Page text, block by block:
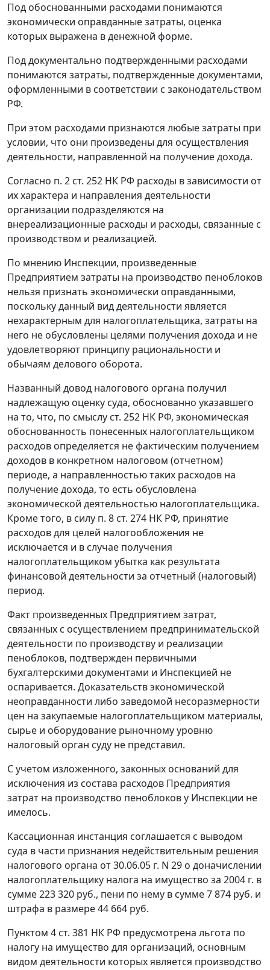
Под обоснованными расходами понимаются
экономически оправданные затраты, оценка
которых выражена в денежной форме.
Под документально подтвержденными расходами
понимаются затраты, подтвержденные документами,
оформленными в соответствии с законодательством
РФ.
При этом расходами признаются любые затраты при
условии, что они произведены для осуществления
деятельности, направленной на получение дохода.
Согласно п. 2 ст. 252 НК РФ расходы в зависимости от
их характера и направления деятельности
организации подразделяются на
внереализационные расходы и расходы, связанные с
производством и реализацией.
По мнению Инспекции, произведенные
Предприятием затраты на производство пеноблоков
нельзя признать экономически оправданными,
поскольку данный вид деятельности является
нехарактерным для налогоплательщика, затраты на
него не обусловлены целями получения дохода и не
удовлетворяют принципу рациональности и
обычаям делового оборота.
Названный довод налогового органа получил
надлежащую оценку суда, обоснованно указавшего
на то, что, по смыслу ст. 252 НК РФ, экономическая
обоснованность понесенных налогоплательщиком
расходов определяется не фактическим получением
доходов в конкретном налоговом (отчетном)
периоде, а направленностью таких расходов на
получение дохода, то есть обусловлена
экономической деятельностью налогоплательщика.
Кроме того, в силу п. 8 ст. 274 НК РФ, принятие
расходов для целей налогообложения не
исключается и в случае получения
налогоплательщиком убытка как результата
финансовой деятельности за отчетный (налоговый)
период.
Факт произведенных Предприятием затрат,
связанных с осуществлением предпринимательской
деятельности по производству и реализации
пеноблоков, подтвержден первичными
бухгалтерскими документами и Инспекцией не
оспаривается. Доказательств экономической
неоправданности либо заведомой несоразмерности
цен на закупаемые налогоплательщиком материалы,
сырье и оборудование рыночному уровню
налоговый орган суду не представил.
С учетом изложенного, законных оснований для
исключения из состава расходов Предприятия
затрат на производство пеноблоков у Инспекции не
имелось.
Кассационная инстанция соглашается с выводом
суда в части признания недействительным решения
налогового органа от 30.06.05 г. N 29 о доначислении
налогоплательщику налога на имущество за 2004 г. в
сумме 223 320 руб., пени по нему в сумме 7 874 руб. и
штрафа в размере 44 664 руб.
Пунктом 4 ст. 381 НК РФ предусмотрена льгота по
налогу на имущество для организаций, основным
видом деятельности которых является производство